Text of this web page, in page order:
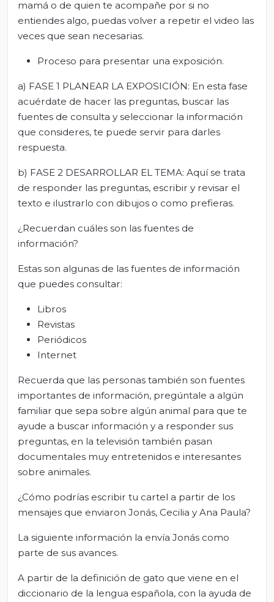
mamá o de quien te acompañe por si no
entiendes algo, puedas volver a repetir el video las
veces que sean necesarias.
Proceso para presentar una exposición.
a) FASE 1 PLANEAR LA EXPOSICIÓN: En esta fase
acuérdate de hacer las preguntas, buscar las
fuentes de consulta y seleccionar la información
que consideres, te puede servir para darles
respuesta.
b) FASE 2 DESARROLLAR EL TEMA: Aquí se trata
de responder las preguntas, escribir y revisar el
texto e ilustrarlo con dibujos o como prefieras.
¿Recuerdan cuáles son las fuentes de
información?
Estas son algunas de las fuentes de información
que puedes consultar:
Libros
Revistas
Periódicos
Internet
Recuerda que las personas también son fuentes
importantes de información, pregúntale a algún
familiar que sepa sobre algún animal para que te
ayude a buscar información y a responder sus
preguntas, en la televisión también pasan
documentales muy entretenidos e interesantes
sobre animales.
¿Cómo podrías escribir tu cartel a partir de los
mensajes que enviaron Jonás, Cecilia y Ana Paula?
La siguiente información la envía Jonás como
parte de sus avances.
A partir de la definición de gato que viene en el
diccionario de la lengua española, con la ayuda de